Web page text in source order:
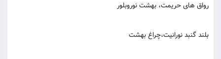
رواق های حریمت، بهشت نوروبلور
بلند گنبد نورانیت،چراغ بهشت